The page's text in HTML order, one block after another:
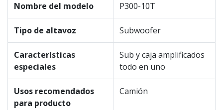
Nombre del modelo P300-10T
Tipo de altavoz Subwoofer
Características
especiales
Sub y caja amplificados
todo en uno
Usos recomendados
para producto
Camión